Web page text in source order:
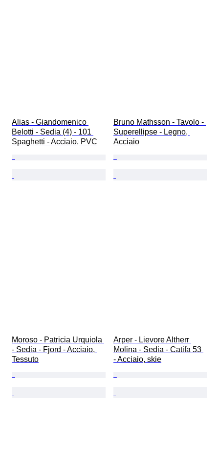
Alias - Giandomenico
Belotti - Sedia (4) - 101
Spaghetti - Acciaio, PVC
Bruno Mathsson - Tavolo -
Superellipse - Legno,
Acciaio
Moroso - Patricia Urquiola
- Sedia - Fjord - Acciaio,
Tessuto
Arper - Lievore Altherr
Molina - Sedia - Catifa 53
- Acciaio, skie